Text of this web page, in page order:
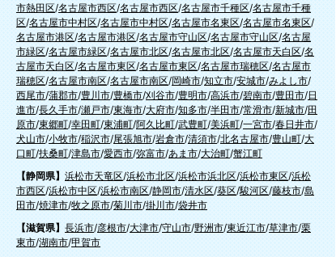
市熱田区/名古屋市西区/名古屋市西区/名古屋市千種区/名古屋市千種
区/名古屋市中村区/名古屋市中村区/名古屋市名東区/名古屋市名東区/
名古屋市港区/名古屋市港区/名古屋市守山区/名古屋市守山区/名古屋
市緑区/名古屋市緑区/名古屋市北区/名古屋市北区/名古屋市天白区/名
古屋市天白区/名古屋市東区/名古屋市東区/名古屋市瑞穂区/名古屋市
瑞穂区/名古屋市南区/名古屋市南区/岡崎市/知立市/安城市/みよし市/
西尾市/蒲郡市/豊川市/豊橋市/刈谷市/豊明市/高浜市/碧南市/豊田市/日
進市/長久手市/瀬戸市/東海市/大府市/知多市/半田市/常滑市/新城市/田
原市/東郷町/幸田町/東浦町/阿久比町/武豊町/美浜町/一宮市/春日井市/
犬山市/小牧市/稲沢市/尾張旭市/岩倉市/清須市/北名古屋市/豊山町/大
口町/扶桑町/津島市/愛西市/弥富市/あま市/大治町/蟹江町
【静岡県】 浜松市天竜区/浜松市北区/浜松市浜北区/浜松市東区/浜松
市西区/浜松市中区/浜松市南区/静岡市/清水区/葵区/駿河区/藤枝市/島
田市/焼津市/牧之原市/菊川市/掛川市/袋井市
【滋賀県】 長浜市/彦根市/大津市/守山市/野洲市/東近江市/草津市/栗
東市/湖南市/甲賀市